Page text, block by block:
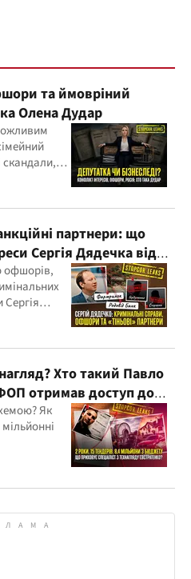
та ймовріний
Олена Дудар
скандали,
партнери: що
Сергія Дядечка від
офшорів,
Хто такий Павло
отримав доступ до
Як